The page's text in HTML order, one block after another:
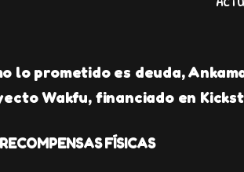
lo prometido es deuda,
Wakfu, financiado en
FÍSICAS